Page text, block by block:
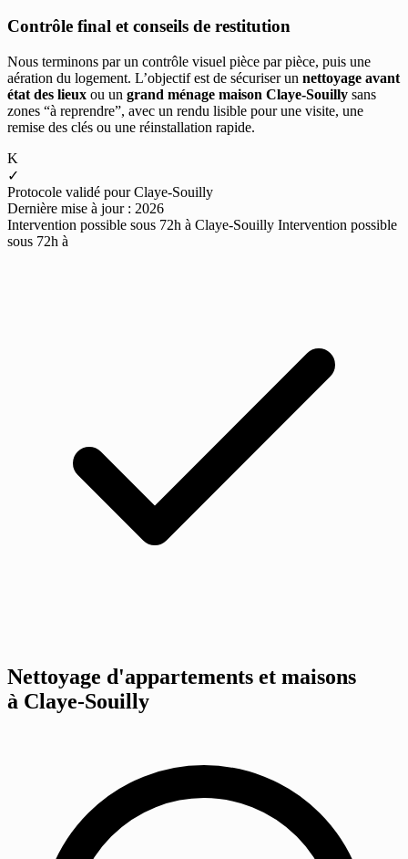
Contrôle final et conseils de restitution
Nous terminons par un contrôle visuel pièce par pièce, puis une
aération du logement. L’objectif est de sécuriser un nettoyage avant
état des lieux ou un grand ménage maison Claye-Souilly sans
zones “à reprendre”, avec un rendu lisible pour une visite, une
remise des clés ou une réinstallation rapide.
K
✓
Protocole validé pour Claye-Souilly
Dernière mise à jour : 2026
Intervention possible sous 72h à Claye-Souilly Intervention possible
sous 72h à
Nettoyage d'appartements et maisons
à Claye-Souilly